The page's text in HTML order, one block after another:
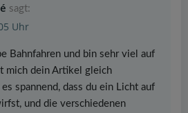
sagt:
Uhr
Bahnfahren und bin sehr viel auf
mich dein Artikel gleich
spannend, dass du ein Licht auf
und die verschiedenen